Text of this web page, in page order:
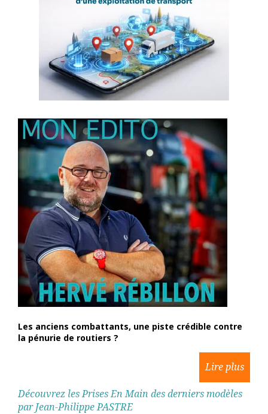
Les anciens combattants, une piste crédible contre
la pénurie de routiers ?
Découvrez les Prises En Main des derniers modèles
par Jean-Philippe PASTRE